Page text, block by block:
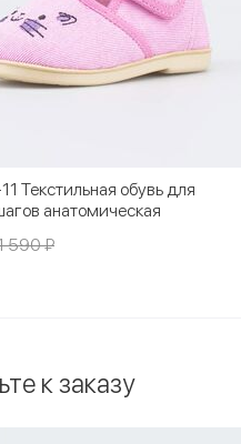
Текстильная обувь для
анатомическая
590 ₽
к заказу